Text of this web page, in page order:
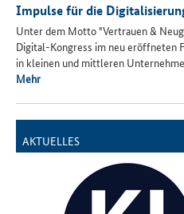
Impulse für die
Unter dem Motto "Vertrauen &
Digital-Kongress im neu eröffneten
in kleinen und mittleren
Mehr
AKTUELLES